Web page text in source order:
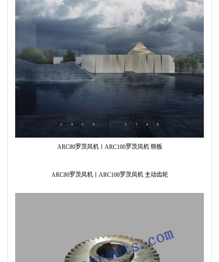
ARC80罗茨风机丨ARC100罗茨风机 侧板